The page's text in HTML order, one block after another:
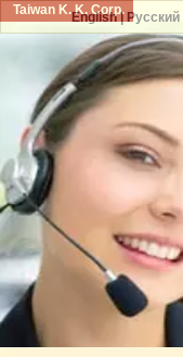
Taiwan K. K. Corp.
English| Русский|